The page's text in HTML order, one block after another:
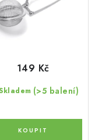
(>5 balení)
149 Kč